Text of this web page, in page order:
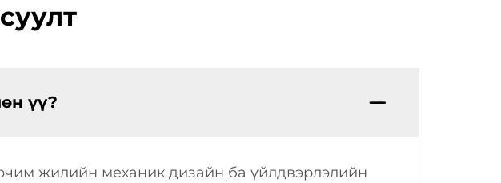
үү?
жилийн механик дизайн ба үйлдвэрлэлийн